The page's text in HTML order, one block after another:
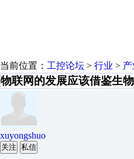
当前位置： 工控论坛 > 行业 >
物联网的发展应该借鉴生
xuyongshuo
关注 私信